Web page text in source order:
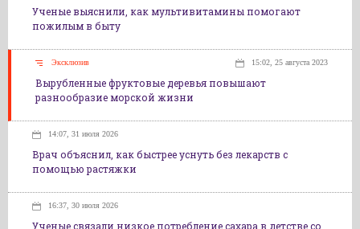
Ученые выяснили, как мультивитамины помогают
пожилым в быту
Эксклюзив 15:02, 25 августа 2023
Вырубленные фруктовые деревья повышают
разнообразие морской жизни
14:07, 31 июля 2026
Врач объяснил, как быстрее уснуть без лекарств с
помощью растяжки
16:37, 30 июля 2026
Ученые связали низкое потребление сахара в детстве со